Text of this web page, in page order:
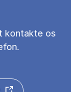
kon­tak­te os